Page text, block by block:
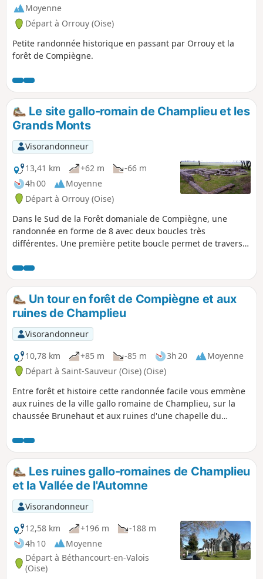
Moyenne
Départ à Orrouy (Oise)
Petite randonnée historique en passant par Orrouy et la
forêt de Compiègne.
Le site gallo-romain de Champlieu et les
Grands Monts
Visorandonneur
13,41 km
+62 m
-66 m
4h 00
Moyenne
Départ à Orrouy (Oise)
Dans le Sud de la Forêt domaniale de Compiègne, une
randonnée en forme de 8 avec deux boucles très
différentes. Une première petite boucle permet de traverser
romane et de visiter un très beau site gallo-romain (théâtre,
thermes, temple). La seconde boucle, plus longue, est
essentiellement forestière.
Un tour en forêt de Compiègne et aux
ruines de Champlieu
Visorandonneur
10,78 km
+85 m -85 m 3h 20
Moyenne
Départ à Saint-Sauveur (Oise) (Oise)
Entre forêt et histoire cette randonnée facile vous emmène
aux ruines de la ville gallo romaine de Champlieu, sur la
chaussée Brunehaut et aux ruines d'une chapelle du
peut se faire en famille ou en promenant son chien.
Les ruines gallo-romaines de Champlieu
et la Vallée de l'Automne
Visorandonneur
12,58 km
+196 m
-188 m
4h 10
Moyenne
Départ à Béthancourt-en-Valois
(Oise)